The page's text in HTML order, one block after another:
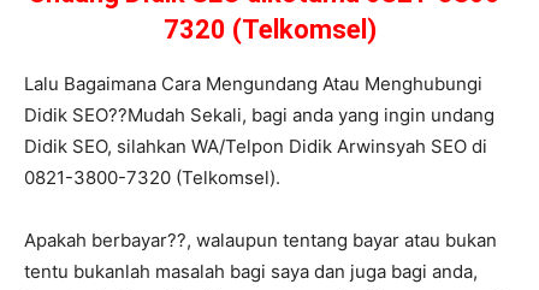
7320 (Telkomsel)
Lalu Bagaimana Cara Mengundang Atau Menghubungi
Didik SEO??Mudah Sekali, bagi anda yang ingin undang
Didik SEO, silahkan WA/Telpon Didik Arwinsyah SEO di
0821-3800-7320 (Telkomsel).
Apakah berbayar??, walaupun tentang bayar atau bukan
tentu bukanlah masalah bagi saya dan juga bagi anda,